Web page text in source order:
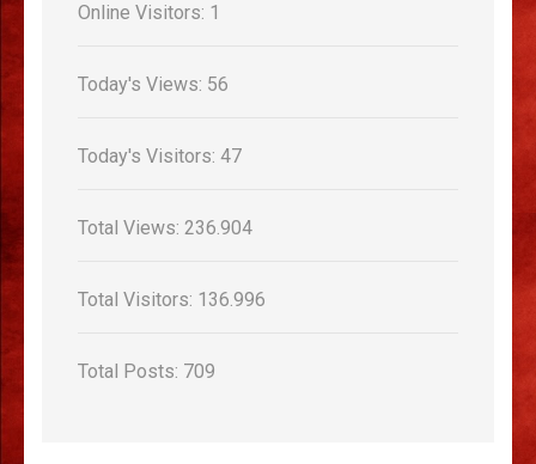
Online Visitors: 1
Today's Views: 56
Today's Visitors: 47
Total Views: 236.904
Total Visitors: 136.996
Total Posts: 709